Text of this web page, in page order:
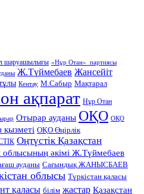
шаруашылығы «Нұр Отан» партиясы
Ж.Түймебаев Жансейіт
Кентау М.Сабыр Мақтарал
ақпарат Нұр Отан
Отырар ауданы ОҚО ОҚО
қызметі ОҚО Өңірлік
Оңтүстік Қазақстан
облысының әкімі Ж.Түймебаев
ауданы Сағындық ЖАНЫСБАЕВ
облысы Түркістан қаласы
қаласы білім жастар Қазақстан